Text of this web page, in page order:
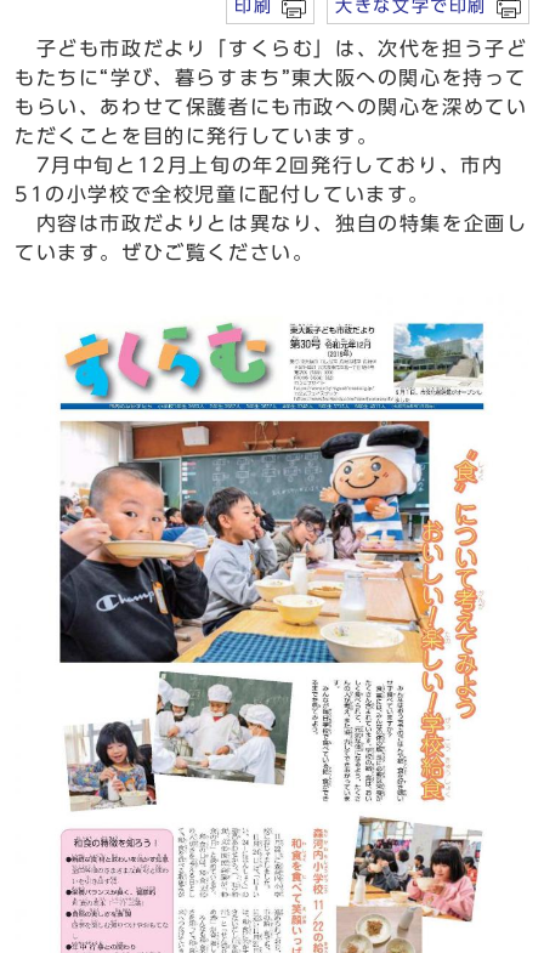
印刷 大きな文字で印刷
子ども市政だより「すくらむ」は、次代を担う子ど
もたちに“学び、暮らすまち”東大阪への関心を持って
もらい、あわせて保護者にも市政への関心を深めてい
ただくことを目的に発行しています。
7月中旬と12月上旬の年2回発行しており、市内
51の小学校で全校児童に配付しています。
内容は市政だよりとは異なり、独自の特集を企画し
ています。ぜひご覧ください。